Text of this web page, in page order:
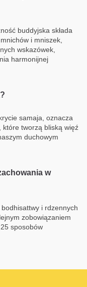
buddyjska składa
i mniszek,
wskazówek,
harmonijnej
samaja, oznacza
które tworzą bliską więź
duchowym
w
i rdzennych
zobowiązaniem
sposobów